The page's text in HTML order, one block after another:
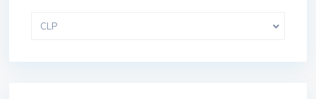
CLP